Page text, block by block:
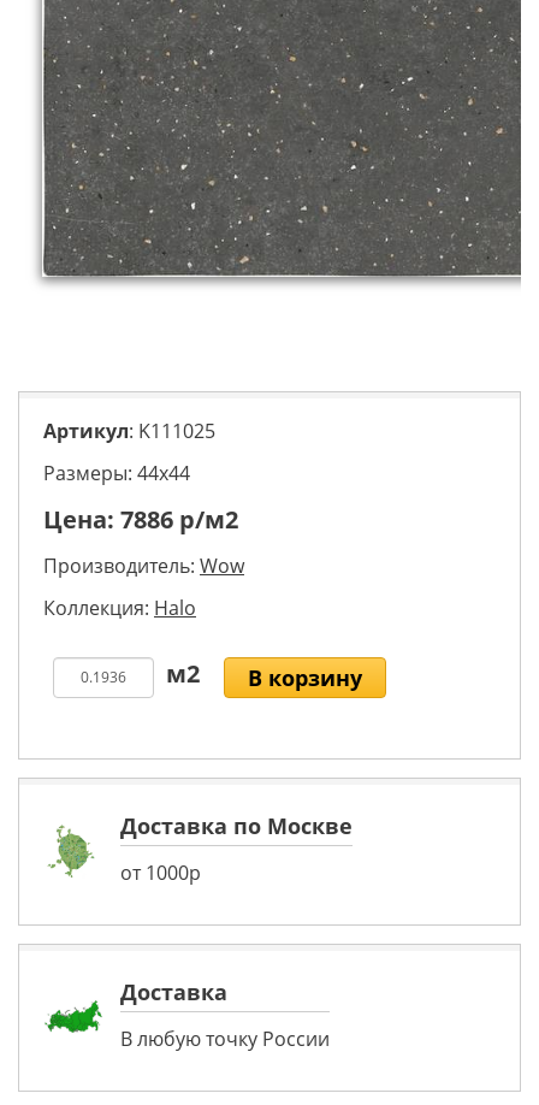
Артикул: K111025
Размеры: 44х44
Цена: 7886 р/м2
Производитель: Wow
Коллекция: Halo
В корзину
Доставка по Москве
от 1000р
Доставка
В любую точку России